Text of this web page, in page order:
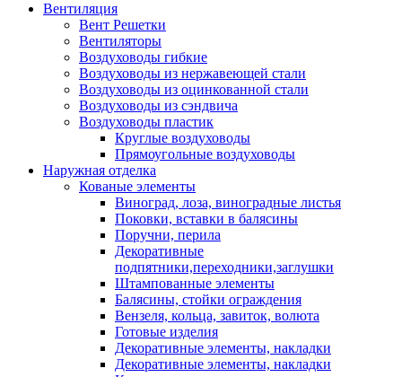
Вентиляция
Вент Решетки
Вентиляторы
Воздуховоды гибкие
Воздуховоды из нержавеющей стали
Воздуховоды из оцинкованной стали
Воздуховоды из сэндвича
Воздуховоды пластик
Круглые воздуховоды
Прямоугольные воздуховоды
Наружная отделка
Кованые элементы
Виноград, лоза, виноградные листья
Поковки, вставки в балясины
Поручни, перила
Декоративные
подпятники,переходники,заглушки
Штампованные элементы
Балясины, стойки ограждения
Вензеля, кольца, завиток, волюта
Готовые изделия
Декоративные элементы, накладки
Декоративные элементы, накладки